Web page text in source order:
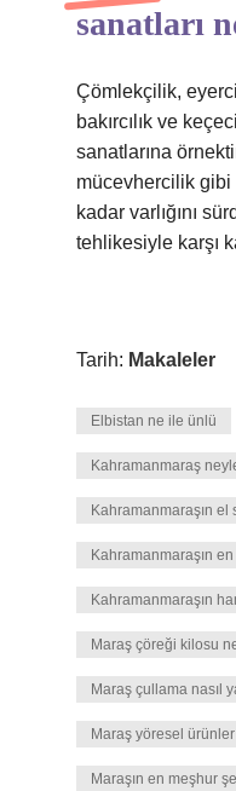
sanatları
Çömlekçilik,
bakırcılık ve
sanatlarına
mücevhercilik gibi
kadar varlığını
tehlikesiyle karşı
Tarih: Makaleler
Elbistan ne ile ünlü
Kahramanmaraş
Kahramanmaraşın el
Kahramanmaraşın
Kahramanmaraşın
Maraş çöreği kilosu
Maraş çullama nasıl
Maraş yöresel
Maraşın en meşhur